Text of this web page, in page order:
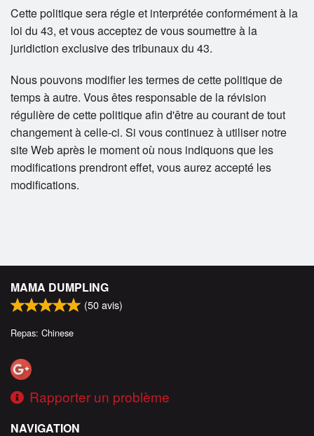
Cette politique sera régie et interprétée conformément à la
loi du 43, et vous acceptez de vous soumettre à la
juridiction exclusive des tribunaux du 43.
Nous pouvons modifier les termes de cette politique de
temps à autre. Vous êtes responsable de la révision
régulière de cette politique afin d'être au courant de tout
changement à celle-ci. Si vous continuez à utiliser notre
site Web après le moment où nous indiquons que les
modifications prendront effet, vous aurez accepté les
modifications.
MAMA DUMPLING
(50avis)
Repas: Chinese
Rapporter un problème
NAVIGATION